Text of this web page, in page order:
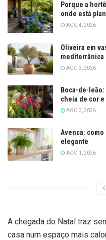
Porque a
onde está
AGO 4, 2026
Oliveira em
mediterrânica
AGO 3, 2026
Boca-de-
cheia de cor
AGO 3, 2026
Avenca:
elegante
AGO 1, 2026
A chegada do Natal traz
casa num espaço mais